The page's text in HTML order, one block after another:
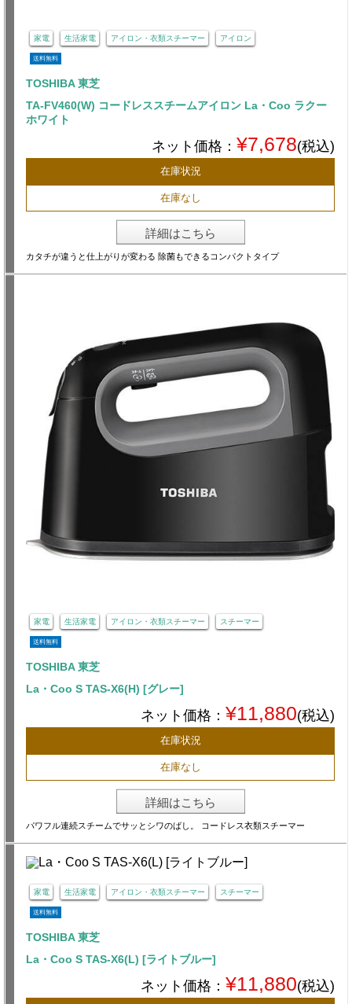
家電 生活家電 アイロン・衣類スチーマー アイロン
送料無料
TOSHIBA 東芝
TA-FV460(W) コードレススチームアイロン La・Coo ラクー
ホワイト
ネット価格： ¥7,678(税込)
在庫状況
在庫なし
詳細はこちら
カタチが違うと仕上がりが変わる 除菌もできるコンパクトタイプ
家電 生活家電 アイロン・衣類スチーマー スチーマー
送料無料
TOSHIBA 東芝
La・Coo S TAS-X6(H) [グレー]
ネット価格： ¥11,880(税込)
在庫状況
在庫なし
詳細はこちら
パワフル連続スチームでサッとシワのばし。 コードレス衣類スチーマー
家電 生活家電 アイロン・衣類スチーマー スチーマー
送料無料
TOSHIBA 東芝
La・Coo S TAS-X6(L) [ライトブルー]
ネット価格： ¥11,880(税込)